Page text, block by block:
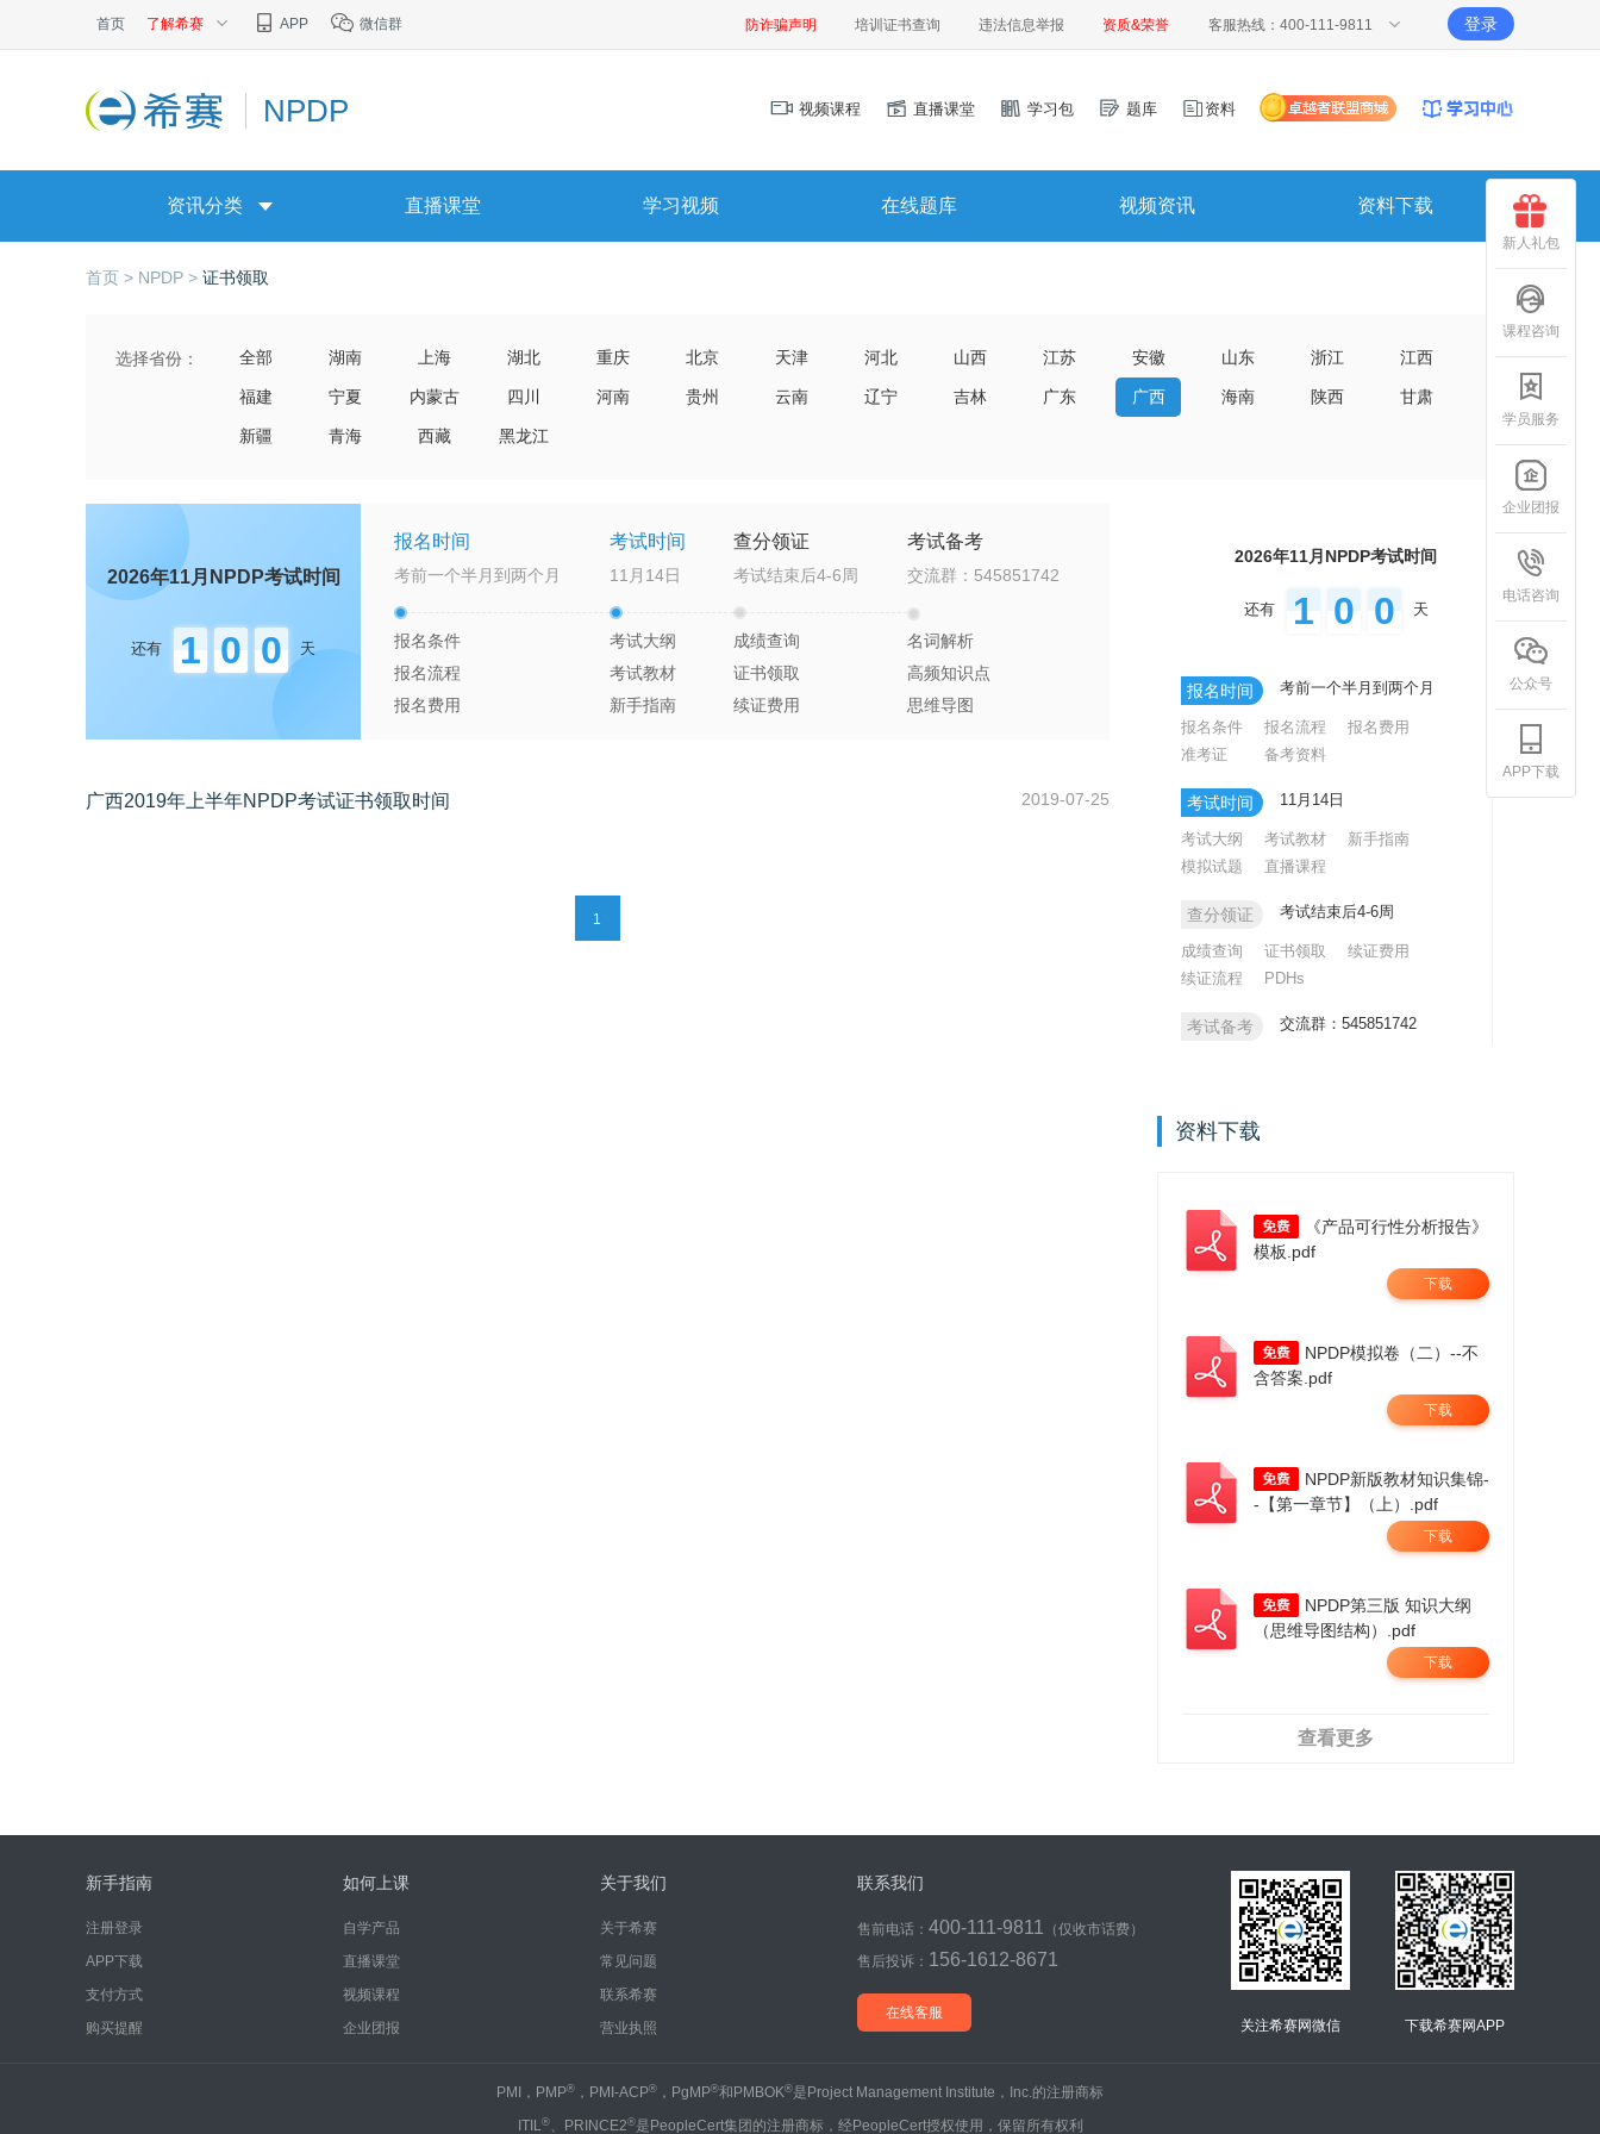
首页 了解希赛 APP 微信群 防诈骗声明 培训证书查询 违法信息举报 资质&荣誉 客服热线：400-111-9811 登录
NPDP 视频课程 直播课堂 学习包 题库 资料
资讯分类 直播课堂 学习视频 在线题库 视频资讯 资料下载
首页 > NPDP > 证书领取
选择省份： 全部 湖南 上海 湖北 重庆 北京 天津 河北 山西 江苏 安徽 山东 浙江 江西
福建 宁夏 内蒙古 四川 河南 贵州 云南 辽宁 吉林 广东 广西 海南 陕西 甘肃
新疆 青海 西藏 黑龙江
2026年11月NPDP考试时间
还有 1 0 0 天
报名时间
考前一个半月到两个月
报名条件
报名流程
报名费用
考试时间
11月14日
考试大纲
考试教材
新手指南
查分领证
考试结束后4-6周
成绩查询
证书领取
续证费用
考试备考
交流群：545851742
名词解析
高频知识点
思维导图
广西2019年上半年NPDP考试证书领取时间 2019-07-25
1
2026年11月NPDP考试时间
还有 1 0 0 天
报名时间 考前一个半月到两个月
报名条件 报名流程
报名费用
准考证
备考资料
考试时间 11月14日
考试大纲 考试教材
新手指南
模拟试题
直播课程
查分领证 考试结束后4-6周
成绩查询 证书领取
续证费用
续证流程
PDHs
考试备考 交流群：545851742
资料下载
《产品可行性分析报告》
模板.pdf
下载
NPDP模拟卷（二）--不
含答案.pdf
下载
NPDP新版教材知识集锦-
-【第一章节】（上）.pdf
下载
NPDP第三版 知识大纲
（思维导图结构）.pdf
下载
查看更多
新人礼包
课程咨询
学员服务
企业团报
电话咨询
公众号
APP下载
新手指南
注册登录
APP下载
支付方式
购买提醒
如何上课
自学产品
直播课堂
视频课程
企业团报
关于我们
关于希赛
常见问题
联系希赛
营业执照
联系我们
售前电话： 400-111-9811
（仅收市话费）
售后投诉： 156-1612-8671
在线客服
关注希赛网微信 下载希赛网APP
PMI，PMP® ，PMI-ACP® ，PgMP®和PMBOK®是Project Management Institute，Inc.的注册商标
ITIL®、PRINCE2®是PeopleCert集团的注册商标，经PeopleCert授权使用，保留所有权利